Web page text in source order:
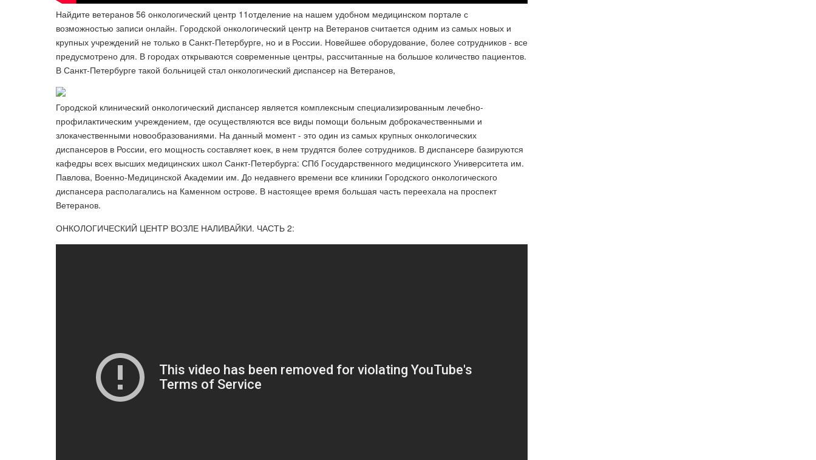
Найдите ветеранов 56 онкологический центр 11отделение на нашем удобном медицинском портале с
возможностью записи онлайн. Городской онкологический центр на Ветеранов считается одним из самых новых и
крупных учреждений не только в Санкт-Петербурге, но и в России. Новейшее оборудование, более сотрудников - все
предусмотрено для. В городах открываются современные центры, рассчитанные на большое количество пациентов.
В Санкт-Петербурге такой больницей стал онкологический диспансер на Ветеранов,
Городской клинический онкологический диспансер является комплексным специализированным лечебно-
профилактическим учреждением, где осуществляются все виды помощи больным доброкачественными и
злокачественными новообразованиями. На данный момент - это один из самых крупных онкологических
диспансеров в России, его мощность составляет коек, в нем трудятся более сотрудников. В диспансере базируются
кафедры всех высших медицинских школ Санкт-Петербурга: СПб Государственного медицинского Университета им.
Павлова, Военно-Медицинской Академии им. До недавнего времени все клиники Городского онкологического
диспансера располагались на Каменном острове. В настоящее время большая часть переехала на проспект
Ветеранов.
ОНКОЛОГИЧЕСКИЙ ЦЕНТР ВОЗЛЕ НАЛИВАЙКИ. ЧАСТЬ 2: